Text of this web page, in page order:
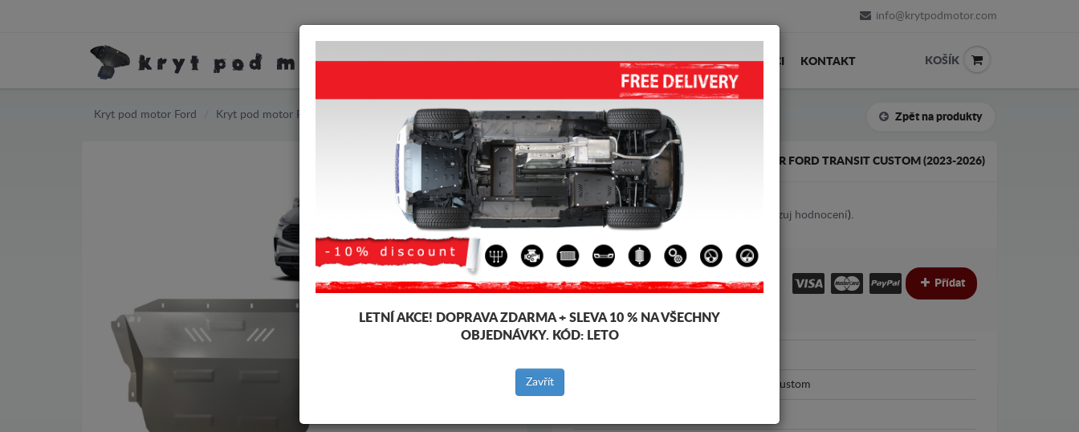
info@krytpodmotor.com
KRYT POD MOTOR HOME DOPRAVA FEEDBACK PRODEJCI KONTAKT KOŠÍK
Kryt pod motor Ford Kryt pod motor Ford Transit Custom Zpět na produkty
GALVANIZOVANÁ OCEL RYT POD MOTOR FORD TRANSIT CUSTOM (2023-2026)
5.00 out of5stars based on Ukazuj hodnocení).
Kód výrobku: 08.068GAL
219€ Přídat
Ford Transit Custom
LETNÍ AKCE! DOPRAVA ZDARMA + SLEVA 10 % NA VŠECHNY
OBJEDNÁVKY. KÓD: LETO
Zavřít